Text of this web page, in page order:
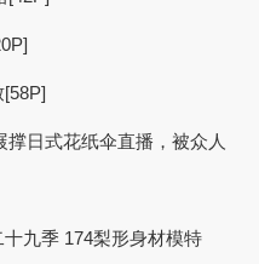
日式花纸伞直播，被众人
九季 174梨形身材模特